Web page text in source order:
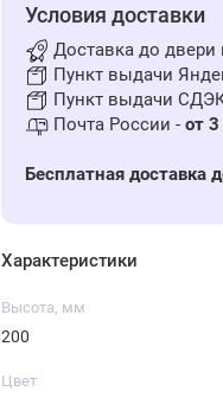
Условия доставки
Доставка до
Пункт выдачи
Пункт выдачи
Почта России - от
Бесплатная доставка
Характеристики
Высота, мм
200
Цвет